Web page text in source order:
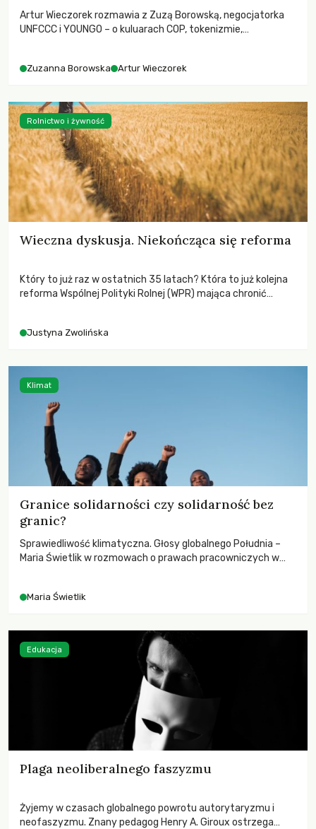
Artur Wieczorek rozmawia z Zuzą Borowską, negocjatorka
UNFCCC i YOUNGO – o kuluarach COP, tokenizmie,
Zuzanna Borowska Artur Wieczorek
Wieczna dyskusja. Niekończąca się reforma
Który to już raz w ostatnich 35 latach? Która to już kolejna
reforma Wspólnej Polityki Rolnej (WPR) mająca chronić
Justyna Zwolińska
Rolnictwo i żywność
Granice solidarności czy solidarność bez
granic?
Sprawiedliwość klimatyczna. Głosy globalnego Południa –
Maria Świetlik w rozmowach o prawach pracowniczych w
Maria Świetlik
Klimat
Plaga neoliberalnego faszyzmu
Żyjemy w czasach globalnego powrotu autorytaryzmu i
neofaszyzmu. Znany pedagog Henry A. Giroux ostrzega
Edukacja